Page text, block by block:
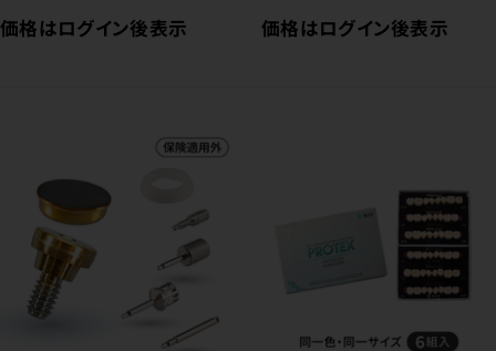
価格はログイン後表示
価格はログイン後表示